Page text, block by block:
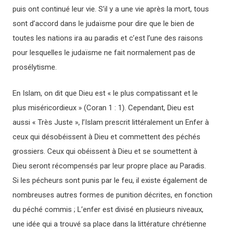
puis ont continué leur vie. S’il y a une vie après la mort, tous
sont d’accord dans le judaïsme pour dire que le bien de
toutes les nations ira au paradis et c’est l’une des raisons
pour lesquelles le judaïsme ne fait normalement pas de
prosélytisme.
En Islam, on dit que Dieu est « le plus compatissant et le
plus miséricordieux » (Coran 1 : 1). Cependant, Dieu est
aussi « Très Juste », l’Islam prescrit littéralement un Enfer à
ceux qui désobéissent à Dieu et commettent des péchés
grossiers. Ceux qui obéissent à Dieu et se soumettent à
Dieu seront récompensés par leur propre place au Paradis.
Si les pécheurs sont punis par le feu, il existe également de
nombreuses autres formes de punition décrites, en fonction
du péché commis ; L’enfer est divisé en plusieurs niveaux,
une idée qui a trouvé sa place dans la littérature chrétienne